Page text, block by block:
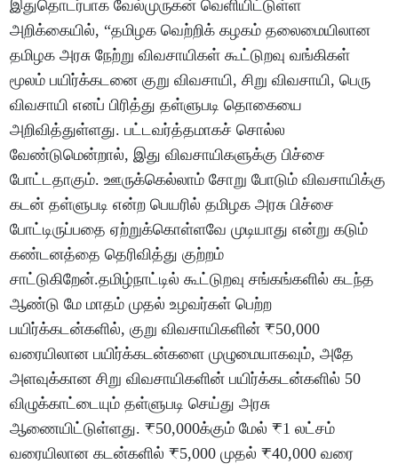
இதுதொடர்பாக வேல்முருகன் வெளியிட்டுள்ள
அறிக்கையில், “தமிழக வெற்றிக் கழகம் தலைமையிலான
தமிழக அரசு நேற்று விவசாயிகள் கூட்டுறவு வங்கிகள்
மூலம் பயிர்க்கடனை குறு விவசாயி, சிறு விவசாயி, பெரு
விவசாயி எனப் பிரித்து தள்ளுபடி தொகையை
அறிவித்துள்ளது. பட்டவர்த்தமாகச் சொல்ல
வேண்டுமென்றால், இது விவசாயிகளுக்கு பிச்சை
போட்டதாகும். ஊருக்கெல்லாம் சோறு போடும் விவசாயிக்கு
கடன் தள்ளுபடி என்ற பெயரில் தமிழக அரசு பிச்சை
போட்டிருப்பதை ஏற்றுக்கொள்ளவே முடியாது என்று கடும்
கண்டனத்தை தெரிவித்து குற்றம்
சாட்டுகிறேன்.தமிழ்நாட்டில் கூட்டுறவு சங்கங்களில் கடந்த
ஆண்டு மே மாதம் முதல் உழவர்கள் பெற்ற
பயிர்க்கடன்களில், குறு விவசாயிகளின் ₹50,000
வரையிலான பயிர்க்கடன்களை முழுமையாகவும், அதே
அளவுக்கான சிறு விவசாயிகளின் பயிர்க்கடன்களில் 50
விழுக்காட்டையும் தள்ளுபடி செய்து அரசு
ஆணையிட்டுள்ளது. ₹50,000க்கும் மேல் ₹1 லட்சம்
வரையிலான கடன்களில் ₹5,000 முதல் ₹40,000 வரை